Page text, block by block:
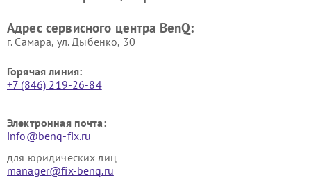
Адрес сервисного центра BenQ:
г. Самара, ул. Дыбенко, 30
Горячая линия:
+7 (846) 219-26-84
Электронная почта:
info@benq-fix.ru
для юридических лиц
manager@fix-benq.ru